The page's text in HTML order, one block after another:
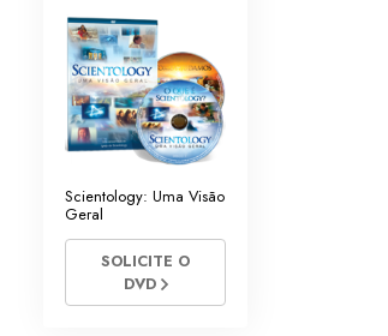
Scientology: Uma Visão
Geral
SOLICITE O
DVD